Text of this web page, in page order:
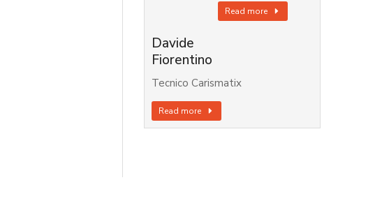
Read more
Davide
Fiorentino
Tecnico Carismatix
Read more